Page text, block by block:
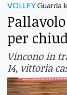
VOLLEYGuarda
per
Vincono in
14, vittoria